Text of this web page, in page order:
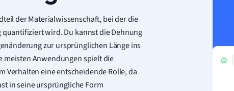
der Materialwissenschaft, bei der die
wird. Du kannst die Dehnung
zur ursprünglichen Länge ins
meisten Anwendungen spielt die
Verhalten eine entscheidende Rolle, da
in seine ursprüngliche Form